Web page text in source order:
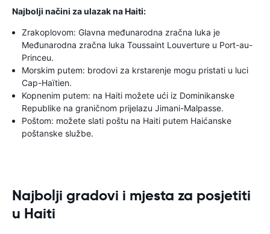
Najbolji načini za ulazak na Haiti:
Zrakoplovom: Glavna međunarodna zračna luka je
Međunarodna zračna luka Toussaint Louverture u Port-au-
Princeu.
Morskim putem: brodovi za krstarenje mogu pristati u luci
Cap-Haïtien.
Kopnenim putem: na Haiti možete ući iz Dominikanske
Republike na graničnom prijelazu Jimani-Malpasse.
Poštom: možete slati poštu na Haiti putem Haićanske
poštanske službe.
Najbolji gradovi i mjesta za posjetiti
u Haiti